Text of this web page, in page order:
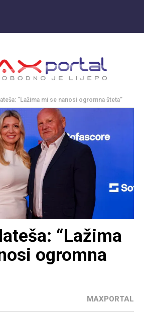
“Lažima mi se nanosi ogromna šteta”
“Lažima
ogromna
MAXPORTAL